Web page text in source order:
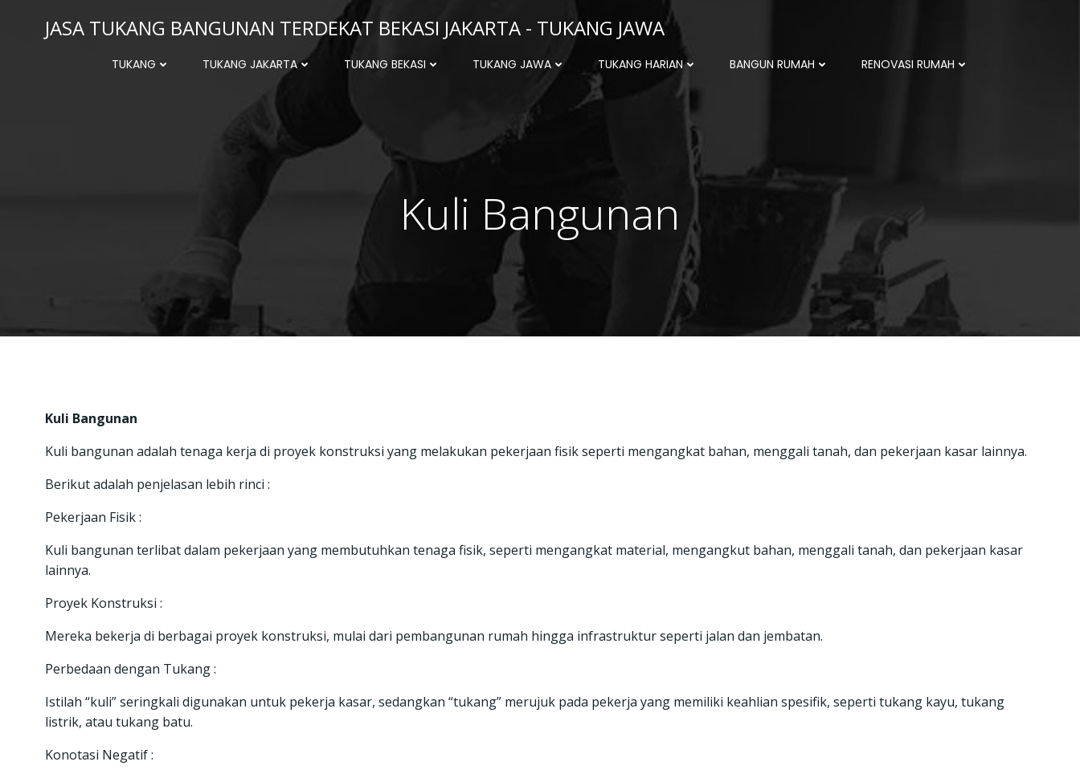
JASA TUKANG BANGUNAN TERDEKAT BEKASI JAKARTA - TUKANG JAWA
TUKANG TUKANG JAKARTA TUKANG BEKASI TUKANG JAWA TUKANG HARIAN BANGUN RUMAH RENOVASI RUMAH
Kuli Bangunan
Kuli Bangunan
Kuli bangunan adalah tenaga kerja di proyek konstruksi yang melakukan pekerjaan fisik seperti mengangkat bahan, menggali tanah, dan pekerjaan kasar lainnya.
Berikut adalah penjelasan lebih rinci :
Pekerjaan Fisik :
Kuli bangunan terlibat dalam pekerjaan yang membutuhkan tenaga fisik, seperti mengangkat material, mengangkut bahan, menggali tanah, dan pekerjaan kasar
lainnya.
Proyek Konstruksi :
Mereka bekerja di berbagai proyek konstruksi, mulai dari pembangunan rumah hingga infrastruktur seperti jalan dan jembatan.
Perbedaan dengan Tukang :
Istilah “kuli” seringkali digunakan untuk pekerja kasar, sedangkan “tukang” merujuk pada pekerja yang memiliki keahlian spesifik, seperti tukang kayu, tukang
listrik, atau tukang batu.
Konotasi Negatif :